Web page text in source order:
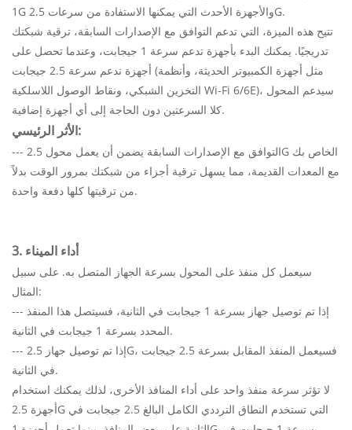
1G والأجهزة الأحدث التي يمكنها الاستفادة من سرعات 2.5G.
تتيح هذه الميزة، التي تدعم التوافق مع الإصدارات السابقة، ترقية شبكتك
تدريجيًا. يمكنك البدء بأجهزة تدعم سرعة 1 جيجابت، وعندما تحصل على
أجهزة تدعم سرعة 2.5 جيجابت (مثل أجهزة الكمبيوتر الحديثة، وأنظمة
التخزين الشبكي، ونقاط الوصول اللاسلكية Wi-Fi 6/6E)، سيدعم المحول
كلا السرعتين دون الحاجة إلى أي أجهزة إضافية.
الأثر الرئيسي:
--- التوافق مع الإصدارات السابقة يضمن أن يعمل محول 2.5G الخاص بك
مع المعدات القديمة، مما يسهل ترقية أجزاء من شبكتك بمرور الوقت بدلاً
من ترقيتها كلها دفعة واحدة.
3. أداء الميناء
سيعمل كل منفذ على المحول بسرعة الجهاز المتصل به. على سبيل
المثال:
--- إذا تم توصيل جهاز بسرعة 1 جيجابت في الثانية، فسيتصل هذا المنفذ
المحدد بسرعة 1 جيجابت في الثانية.
--- إذا تم توصيل جهاز 2.5G، فسيعمل المنفذ المقابل بسرعة 2.5 جيجابت
في الثانية.
لا تؤثر سرعة منفذ واحد على أداء المنافذ الأخرى، لذلك يمكنك استخدام
أجهزة 2.5G التي تستخدم النطاق الترددي الكامل البالغ 2.5 جيجابت في